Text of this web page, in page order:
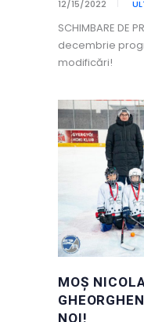
12/15/2022
SCHIMBARE DE
decembrie
modificări!
MOȘ